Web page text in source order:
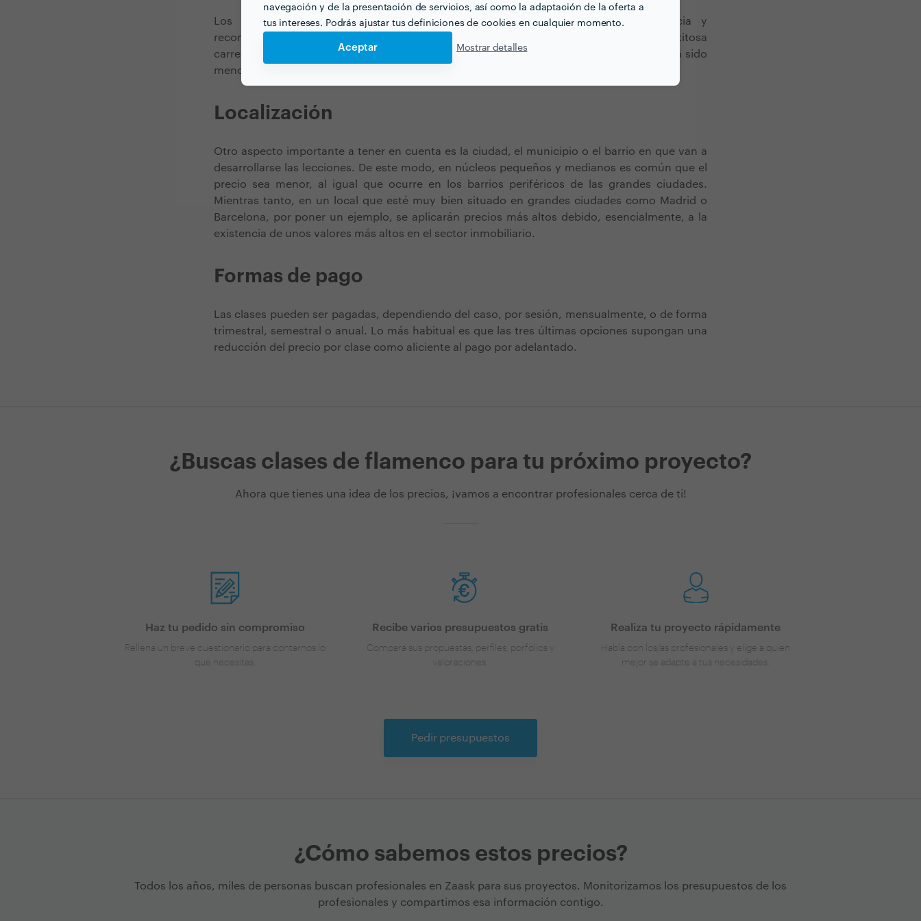
navegación y de la presentación de servicios, así como la adaptación de la oferta a
tus intereses. Podrás ajustar tus definiciones de cookies en cualquier momento.
Aceptar Mostrar detalles
Los y las profesionales docentes tendrán en cuenta su formación, experiencia y
reconocimiento a la hora de establecer sus tarifas. Una persona que destaque por una exitosa
carrera establecerá precios más altos que otras cuya participación en espectáculos haya sido
menor o cuya trayectoria se encuentre en una fase menos avanzada.
Localización
Otro aspecto importante a tener en cuenta es la ciudad, el municipio o el barrio en que van a
desarrollarse las lecciones. De este modo, en núcleos pequeños y medianos es común que el
precio sea menor, al igual que ocurre en los barrios periféricos de las grandes ciudades.
Mientras tanto, en un local que esté muy bien situado en grandes ciudades como Madrid o
Barcelona, por poner un ejemplo, se aplicarán precios más altos debido, esencialmente, a la
existencia de unos valores más altos en el sector inmobiliario.
Formas de pago
Las clases pueden ser pagadas, dependiendo del caso, por sesión, mensualmente, o de forma
trimestral, semestral o anual. Lo más habitual es que las tres últimas opciones supongan una
reducción del precio por clase como aliciente al pago por adelantado.
¿Buscas clases de flamenco para tu próximo proyecto?
Ahora que tienes una idea de los precios, ¡vamos a encontrar profesionales cerca de ti!
Haz tu pedido sin compromiso
Rellena un breve cuestionario para contarnos lo
que necesitas.
Recibe varios presupuestos gratis
Compara sus propuestas, perfiles, porfolios y
valoraciones.
Realiza tu proyecto rápidamente
Habla con los/as profesionales y elige a quien
mejor se adapte a tus necesidades.
Pedir presupuestos
¿Cómo sabemos estos precios?
Todos los años, miles de personas buscan profesionales en Zaask para sus proyectos. Monitorizamos los presupuestos de los
profesionales y compartimos esa información contigo.